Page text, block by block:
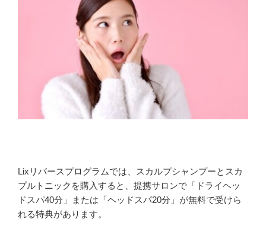
Lixリバースプログラムでは、スカルプシャンプーとスカ
プルトニックを購入すると、提携サロンで「ドライヘッ
ドスパ40分」または「ヘッドスパ20分」が無料で受けら
れる特典があります。